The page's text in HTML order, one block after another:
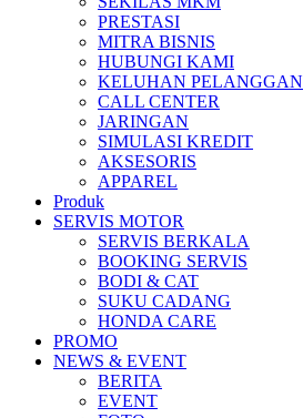
PRESTASI
MITRA BISNIS
HUBUNGI KAMI
KELUHAN PELANGGAN
CALL CENTER
JARINGAN
SIMULASI KREDIT
AKSESORIS
APPAREL
Produk
All New Scoopy
VARIO 160
ADV 160
All New BeAT eSP
SERVIS MOTOR
SERVIS BERKALA
BOOKING SERVIS
BODI & CAT
SUKU CADANG
HONDA CARE
PROMO
NEWS & EVENT
BERITA
EVENT